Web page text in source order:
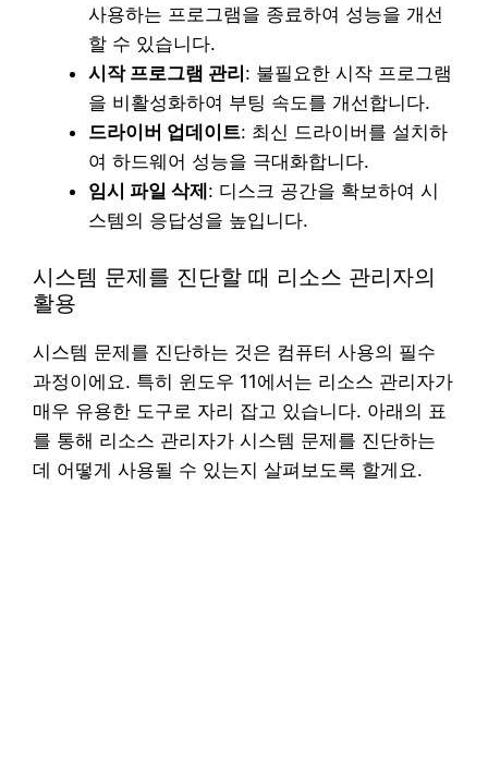
사용하는 프로그램을 종료하여 성능을 개선
할 수 있습니다.
시작 프로그램 관리 : 불필요한 시작 프로그램
을 비활성화하여 부팅 속도를 개선합니다.
드라이버 업데이트: 최신 드라이버를 설치하
여 하드웨어 성능을 극대화합니다.
임시 파일 삭제 : 디스크 공간을 확보하여 시
스템의 응답성을 높입니다.
시스템 문제를 진단할 때 리소스 관리자의
활용
시스템 문제를 진단하는 것은 컴퓨터 사용의 필수
과정이에요. 특히 윈도우 11에서는 리소스 관리자가
매우 유용한 도구로 자리 잡고 있습니다. 아래의 표
를 통해 리소스 관리자가 시스템 문제를 진단하는
데 어떻게 사용될 수 있는지 살펴보도록 할게요.